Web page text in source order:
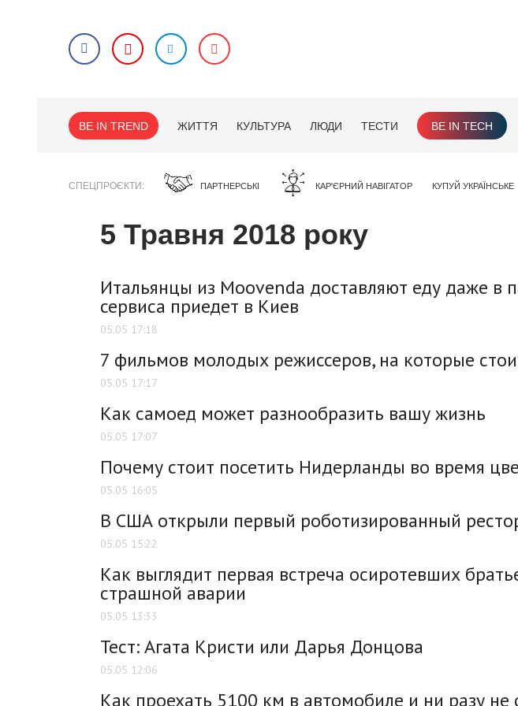
BE IN TREND ЖИТТЯ КУЛЬТУРА ЛЮДИ ТЕСТИ BE IN TECH
СПЕЦПРОЄКТИ ПАРТНЕРСЬКІ КАР'ЄРНИЙ НАВІГАТОР КУПУЙ УКРАЇНСЬКЕ
5 Травня 2018 року
Итальянцы из Moovenda доставляют еду даже в
сервиса приедет в Киев
05.05 17:18
7 фильмов молодых режиссеров, на которые
05.05 17:17
Как самоед может разнообразить вашу жизнь
05.05 17:07
Почему стоит посетить Нидерланды во время
05.05 16:05
В США открыли первый роботизированный
05.05 15:22
Как выглядит первая встреча осиротевших
страшной аварии
05.05 13:33
Тест: Агата Кристи или Дарья Донцова
05.05 12:06
Как проехать 5100 км в автомобиле и ни разу не